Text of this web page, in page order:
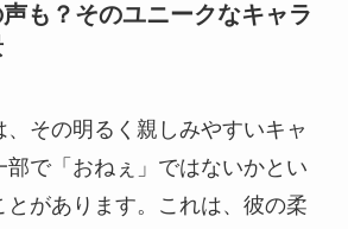
声も？そのユニークなキャラ
、その明るく親しみやすいキャ
部で「おねぇ」ではないかとい
とがあります。これは、彼の柔